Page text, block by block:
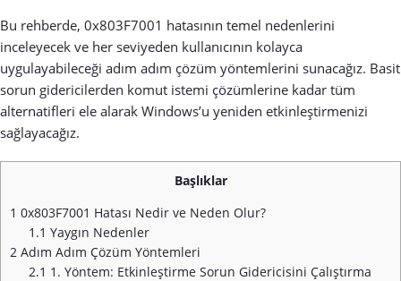
Bu rehberde, 0x803F7001 hatasının temel nedenlerini
inceleyecek ve her seviyeden kullanıcının kolayca
uygulayabileceği adım adım çözüm yöntemlerini sunacağız. Basit
sorun gidericilerden komut istemi çözümlerine kadar tüm
alternatifleri ele alarak Windows’u yeniden etkinleştirmenizi
sağlayacağız.
Başlıklar
1 0x803F7001 Hatası Nedir ve Neden Olur?
1.1 Yaygın Nedenler
2 Adım Adım Çözüm Yöntemleri
2.1 1. Yöntem: Etkinleştirme Sorun Gidericisini Çalıştırma